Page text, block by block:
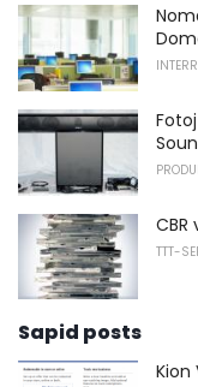
CBR
TTT-
Sapid posts
Kion